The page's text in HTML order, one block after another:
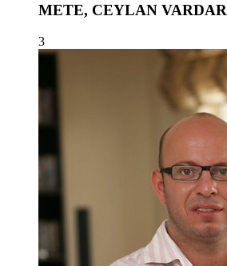
METE, CEYLAN VARDAR
3